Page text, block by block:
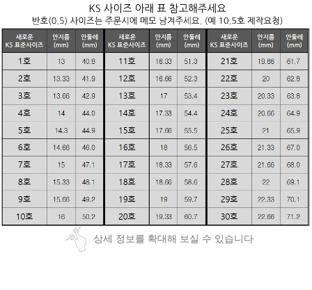
상세 정보를 확대해 보실 수 있습니다